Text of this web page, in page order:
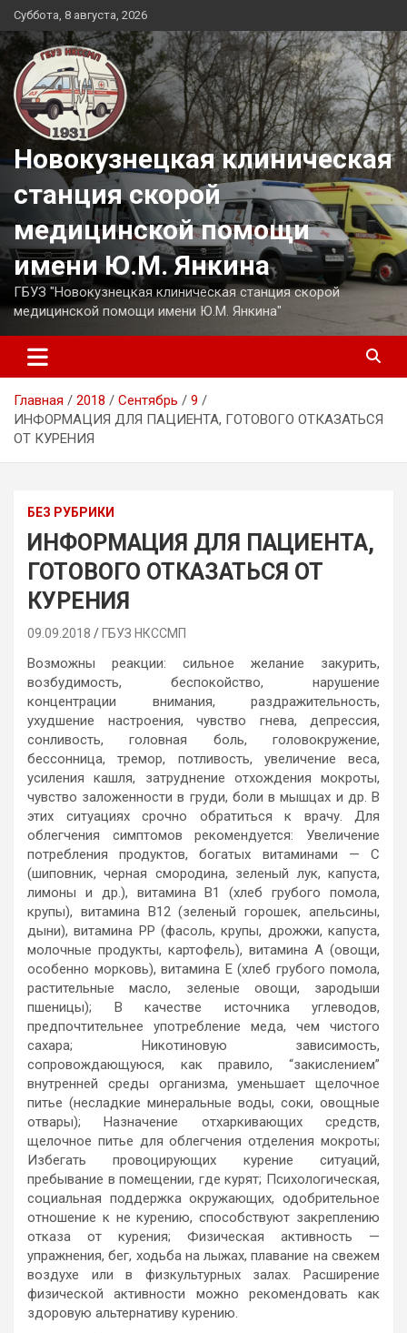
Перейти
к
содержимому
Суббота, 8 августа, 2026
Новокузнецкая клиническая
станция скорой
медицинской помощи
имени Ю.М. Янкина
ГБУЗ "Новокузнецкая клиническая станция скорой
медицинской помощи имени Ю.М. Янкина"
Главная 2018 Сентябрь
9
ИНФОРМАЦИЯ ДЛЯ ПАЦИЕНТА, ГОТОВОГО ОТКАЗАТЬСЯ
ОТ КУРЕНИЯ
БЕЗ РУБРИКИ
ИНФОРМАЦИЯ ДЛЯ ПАЦИЕНТА,
ГОТОВОГО ОТКАЗАТЬСЯ ОТ
КУРЕНИЯ
09.09.2018 ГБУЗ НКССМП
Возможны реакции: сильное желание закурить,
возбудимость, беспокойство, нарушение
концентрации внимания, раздражительность,
ухудшение настроения, чувство гнева, депрессия,
сонливость, головная боль, головокружение,
бессонница, тремор, потливость, увеличение веса,
усиления кашля, затруднение отхождения мокроты,
чувство заложенности в груди, боли в мышцах и др. В
этих ситуациях срочно обратиться к врачу. Для
облегчения симптомов рекомендуется: Увеличение
потребления продуктов, богатых витаминами — С
(шиповник, черная смородина, зеленый лук, капуста,
лимоны и др.), витамина В1 (хлеб грубого помола,
крупы), витамина В12 (зеленый горошек, апельсины,
дыни), витамина РР (фасоль, крупы, дрожжи, капуста,
молочные продукты, картофель), витамина А (овощи,
особенно морковь), витамина Е (хлеб грубого помола,
растительные масло, зеленые овощи, зародыши
пшеницы); В качестве источника углеводов,
предпочтительнее употребление меда, чем чистого
сахара; Никотиновую зависимость,
сопровождающуюся, как правило, “закислением”
внутренней среды организма, уменьшает щелочное
питье (несладкие минеральные воды, соки, овощные
отвары); Назначение отхаркивающих средств,
щелочное питье для облегчения отделения мокроты;
Избегать провоцирующих курение ситуаций,
пребывание в помещении, где курят; Психологическая,
социальная поддержка окружающих, одобрительное
отношение к не курению, способствуют закреплению
отказа от курения; Физическая активность —
упражнения, бег, ходьба на лыжах, плавание на свежем
воздухе или в физкультурных залах. Расширение
физической активности можно рекомендовать как
здоровую альтернативу курению.